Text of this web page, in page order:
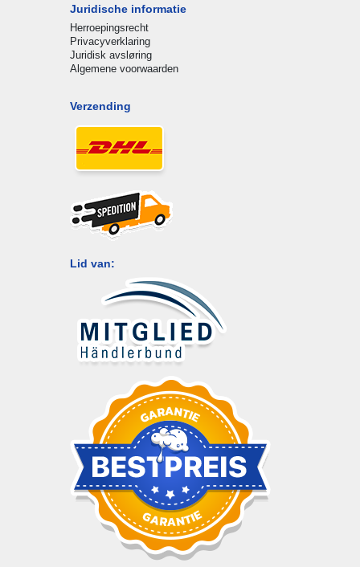
Juridische informatie
Herroepingsrecht
Privacyverklaring
Juridisk avsløring
Algemene voorwaarden
Verzending
Lid van: